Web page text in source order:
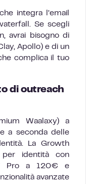
integra l’email
Se scegli
avrai bisogno di
Apollo) e di un
complica il tuo
di outreach
Waalaxy) a
a seconda delle
La Growth
identità con
Pro a 120€ e
avanzate